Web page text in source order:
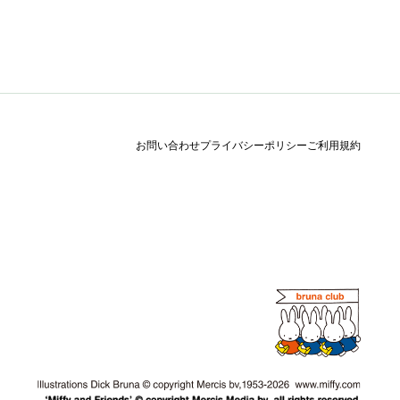
お問い合わせプライバシーポリシー ご利用規約